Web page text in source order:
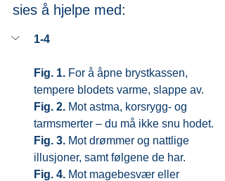
sies å hjelpe med:
1-4
Fig. 1. For å åpne brystkassen,
tempere blodets varme, slappe av.
Fig. 2. Mot astma, korsrygg- og
tarmsmerter – du må ikke snu hodet.
Fig. 3. Mot drømmer og nattlige
illusjoner, samt følgene de har.
Fig. 4. Mot magebesvær eller